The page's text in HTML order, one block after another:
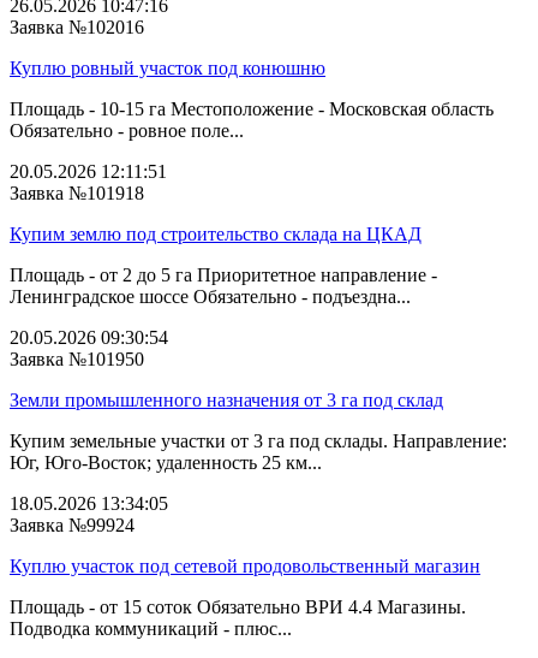
26.05.2026 10:47:16
Заявка №102016
Куплю ровный участок под конюшню
Площадь - 10-15 га Местоположение - Московская область
Обязательно - ровное поле...
20.05.2026 12:11:51
Заявка №101918
Купим землю под строительство склада на ЦКАД
Площадь - от 2 до 5 га Приоритетное направление -
Ленинградское шоссе Обязательно - подъездна...
20.05.2026 09:30:54
Заявка №101950
Земли промышленного назначения от 3 га под склад
Купим земельные участки от 3 га под склады. Направление:
Юг, Юго-Восток; удаленность 25 км...
18.05.2026 13:34:05
Заявка №99924
Куплю участок под сетевой продовольственный магазин
Площадь - от 15 соток Обязательно ВРИ 4.4 Магазины.
Подводка коммуникаций - плюс...